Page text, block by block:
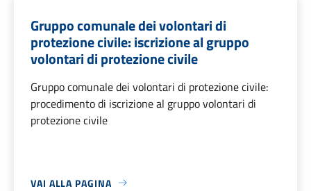
Gruppo comunale dei volontari di
protezione civile: iscrizione al gruppo
volontari di protezione civile
Gruppo comunale dei volontari di protezione civile:
procedimento di iscrizione al gruppo volontari di
protezione civile
VAI ALLA PAGINA